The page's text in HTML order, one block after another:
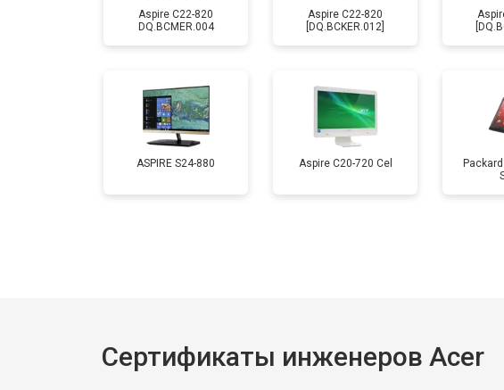
Aspire C22-820
DQ.BCMER.004
Aspire C22-820
[DQ.BCKER.012]
ASPIRE S24-880 Aspire C20-720 Cel
Сертификаты инженеров Acer